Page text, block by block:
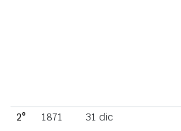
2°
1871 31 dic